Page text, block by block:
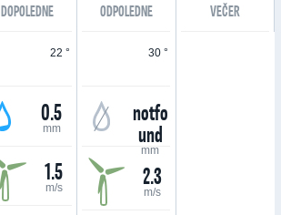
DOPOLEDNE ODPOLEDNE VEČER
22 °
0.5
mm
1.5
m/s
30 °
notfo
und
mm
2.3
m/s